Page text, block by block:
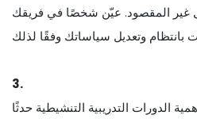
غير المقصود. عيّن شخصًا في فريقك
3.
الدورات التدريبية التنشيطية حدثًا